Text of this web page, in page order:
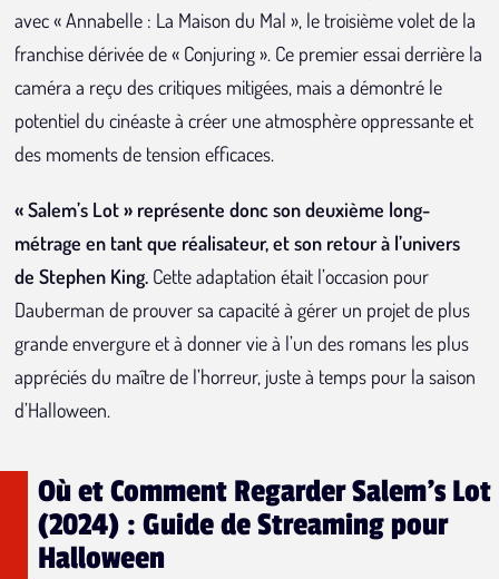
avec « Annabelle : La Maison du Mal », le troisième volet de la
franchise dérivée de « Conjuring ». Ce premier essai derrière la
caméra a reçu des critiques mitigées, mais a démontré le
potentiel du cinéaste à créer une atmosphère oppressante et
des moments de tension efficaces.
« Salem’s Lot » représente donc son deuxième long-
métrage en tant que réalisateur, et son retour à l’univers
de Stephen King. Cette adaptation était l’occasion pour
Dauberman de prouver sa capacité à gérer un projet de plus
grande envergure et à donner vie à l’un des romans les plus
appréciés du maître de l’horreur, juste à temps pour la saison
d’Halloween.
Où et Comment Regarder Salem's Lot
(2024) : Guide de Streaming pour
Halloween